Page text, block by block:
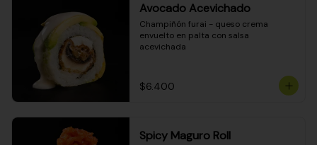
Avocado Acevichado
Champiñón furai - queso crema
envuelto en palta con salsa
acevichada
$6.400
Spicy Maguro Roll